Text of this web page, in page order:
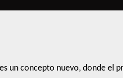
un concepto nuevo, donde